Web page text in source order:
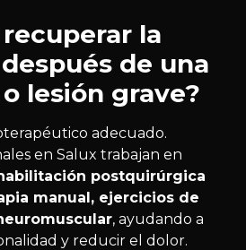
la
de una
lesión grave?
adecuado.
en Salux trabajan en
postquirúrgica
manual, ejercicios de
, ayudando a
y reducir el dolor.